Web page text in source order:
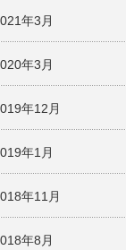
年3月
年3月
年12月
年1月
年11月
年8月